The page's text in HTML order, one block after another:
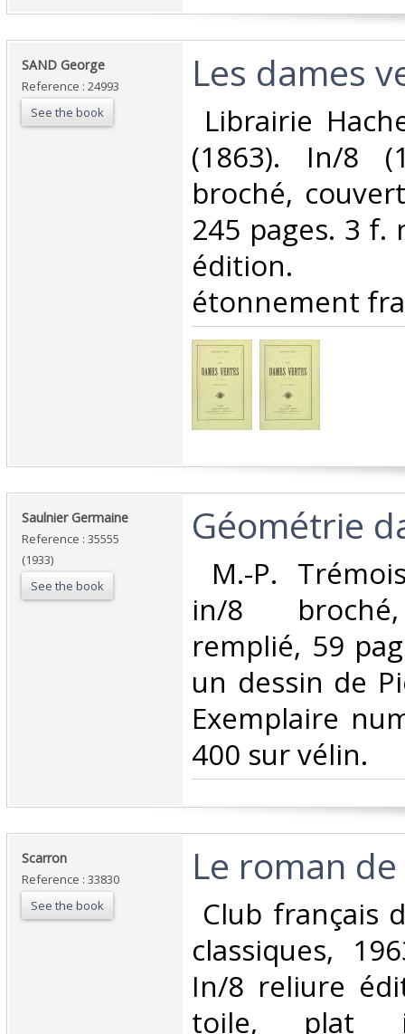
‎SAND George‎
Reference : 24993
See the book
‎Les dames
Librairie
(1863). In/8
broché,
245 pages. 3 f.
édition.
étonnement
‎Saulnier Germaine‎
Reference : 35555
(1933)
See the book
‎Géométrie
M.-P.
in/8
remplié, 59
un dessin de
Exemplaire
400 sur vélin.‎
‎Scarron‎
Reference : 33830
See the book
‎Le roman
Club français
classiques,
In/8 reliure
toile, plat